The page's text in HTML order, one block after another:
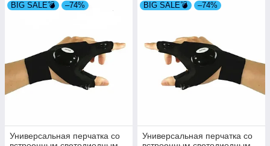
BIG SALE💣 –74%
Универсальная перчатка со
BIG SALE💣 –74%
Универсальная перчатка со